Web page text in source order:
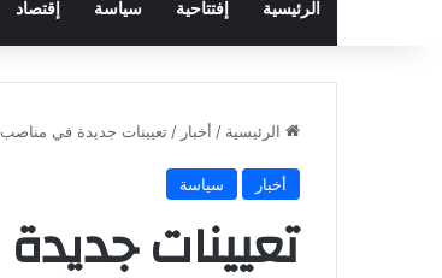
الرئيسية إفتتاحية سياسة إقتصاد
الرئيسية / أخبار / تعيينات جديدة في
أخبار سياسة
تعيينات